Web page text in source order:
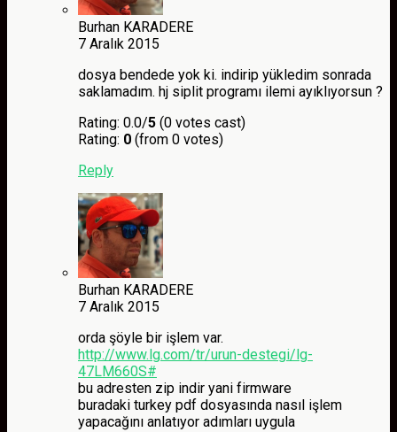
Burhan KARADERE
7 Aralık 2015
dosya bendede yok ki. indirip yükledim sonrada
saklamadım. hj siplit programı ilemi ayıklıyorsun ?
Rating: 0.0/5 (0 votes cast)
Rating: 0 (from 0 votes)
Reply
Burhan KARADERE
7 Aralık 2015
orda şöyle bir işlem var.
http://www.lg.com/tr/urun-destegi/lg-
47LM660S#
bu adresten zip indir yani firmware
buradaki turkey pdf dosyasında nasıl işlem
yapacağını anlatıyor adımları uygula